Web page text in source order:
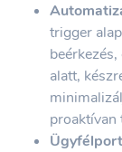
trigger
alatt,
proaktívan